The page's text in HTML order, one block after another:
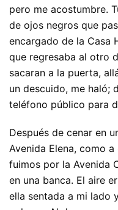
pero me acostumbre.
de ojos negros que
encargado de la Casa
que regresaba al otro
sacaran a la puerta,
un descuido, me haló;
teléfono público para
Después de cenar en
Avenida Elena, como
fuimos por la Avenida
en una banca. El aire
ella sentada a mi lado